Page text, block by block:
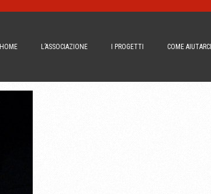
HOME L’ASSOCIAZIONE I PROGETTI COME AIUTARCI